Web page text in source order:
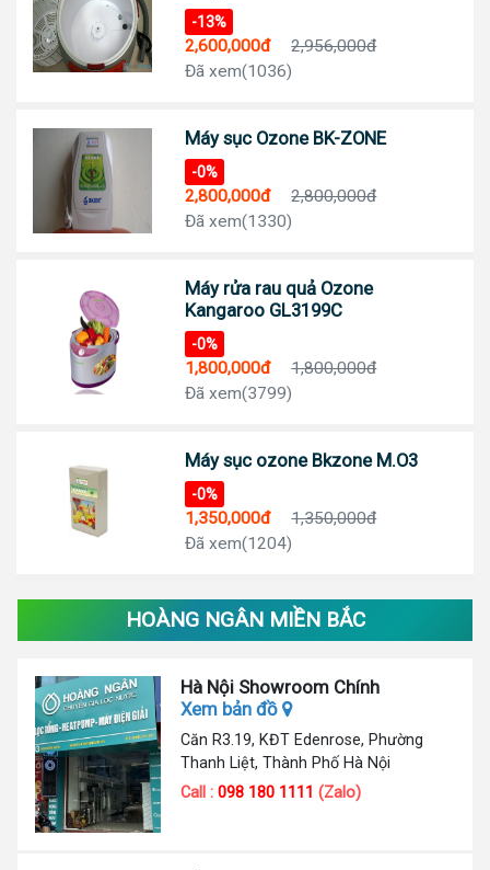
-13%
2,600,000đ
2,956,000đ
Đã xem(1036)
Máy sục Ozone BK-ZONE
-0%
2,800,000đ
2,800,000đ
Đã xem(1330)
Máy rửa rau quả Ozone
Kangaroo GL3199C
-0%
1,800,000đ
1,800,000đ
Đã xem(3799)
Máy sục ozone Bkzone M.O3
-0%
1,350,000đ
1,350,000đ
Đã xem(1204)
HOÀNG NGÂN MIỀN BẮC
Hà Nội Showroom Chính
Xem bản đồ
Căn R3.19, KĐT Edenrose, Phường
Thanh Liệt, Thành Phố Hà Nội
Call :098 180 1111 (Zalo)